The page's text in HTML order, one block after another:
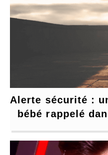
Alerte sécurité :
bébé rappelé